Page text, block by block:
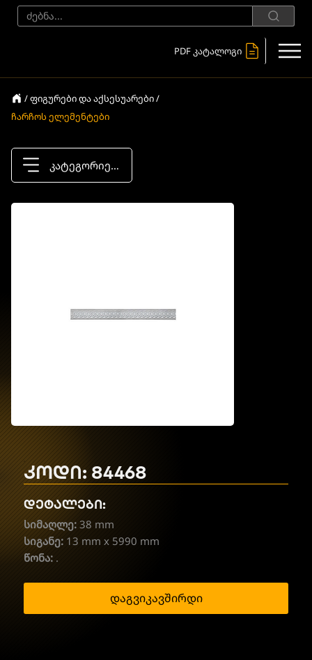
PDF კატალოგი
/ ფიგურები და აქსესუარები /
ჩარჩოს ელემენტები
კატეგორიები
კოდი: 84468
დეტალები:
სიმაღლე: 38 mm
სიგანე: 13 mm x 5990 mm
წონა: .
დაგვიკავშირდი